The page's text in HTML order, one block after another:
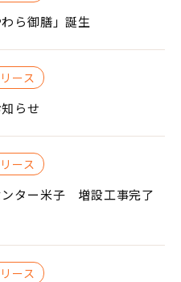
ら御膳」誕生
ース
らせ
ース
ンター米子 増設工事完了
ース